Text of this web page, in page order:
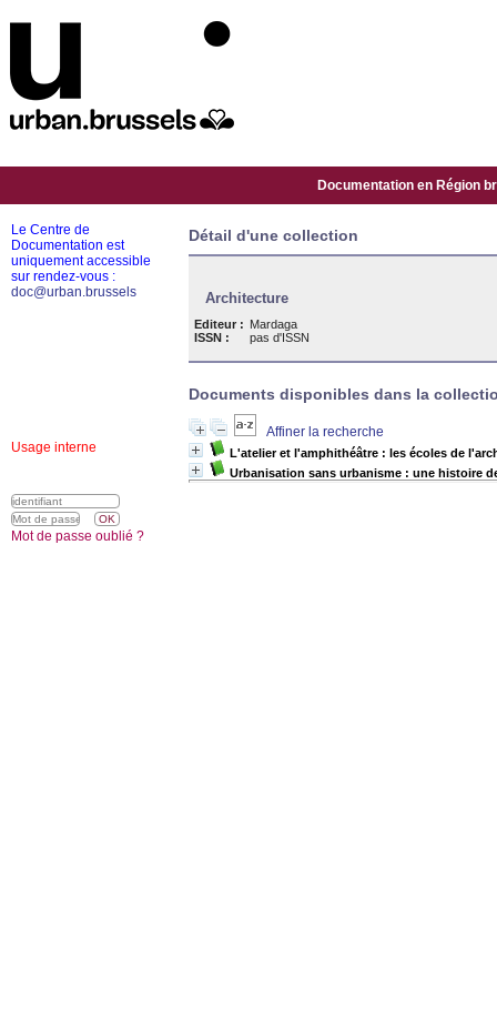
Documentation en Région
Détail d'une collection
Architecture
Editeur : Mardaga
ISSN :
pas d'ISSN
Documents disponibles dans la
Affiner la recherche
L'atelier et l'amphithéâtre : les écoles de
Urbanisation sans urbanisme : une histoire
Le Centre de
Documentation est
uniquement accessible
sur rendez-vous :
doc@urban.brussels
Usage interne
Mot de passe oublié ?